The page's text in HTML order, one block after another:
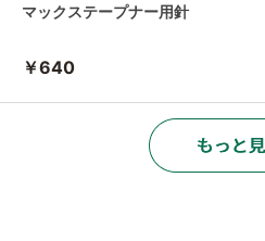
マックステープナー用針
￥640